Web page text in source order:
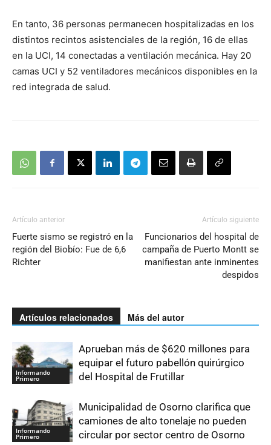
En tanto, 36 personas permanecen hospitalizadas en los
distintos recintos asistenciales de la región, 16 de ellas
en la UCI, 14 conectadas a ventilación mecánica. Hay 20
camas UCI y 52 ventiladores mecánicos disponibles en la
red integrada de salud.
Artículo anterior
Fuerte sismo se registró en la
región del Biobío: Fue de 6,6
Richter
Artículo siguiente
Funcionarios del hospital de
campaña de Puerto Montt se
manifiestan ante inminentes
despidos
Artículos relacionados Más del autor
Informando
Primero
Aprueban más de $620 millones para
equipar el futuro pabellón quirúrgico
del Hospital de Frutillar
Informando
Primero
Municipalidad de Osorno clarifica que
camiones de alto tonelaje no pueden
circular por sector centro de Osorno